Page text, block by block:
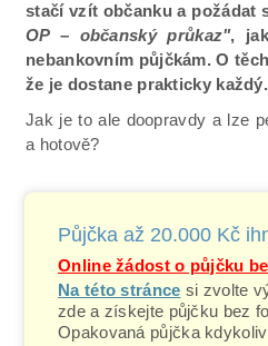
stačí vzít občanku a požádat
OP – občanský průkaz",
nebankovním půjčkám. O
že je dostane prakticky každý.
Jak je to ale doopravdy a lze
a hotově?
Půjčka až 20.000 Kč
Online žádost o půjčku
Na této stránce si zvolte
zde a získejte půjčku bez
Opakovaná půjčka